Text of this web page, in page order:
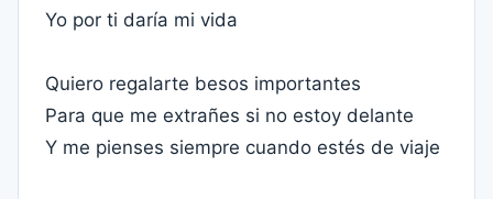
Yo por ti daría mi vida
Quiero regalarte besos importantes
Para que me extrañes si no estoy delante
Y me pienses siempre cuando estés de viaje